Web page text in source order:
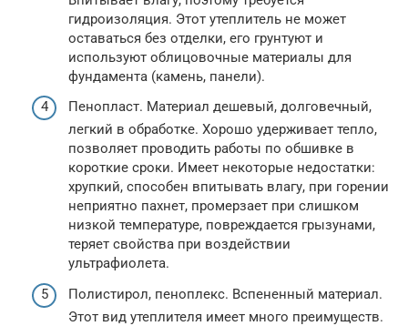
гидроизоляция. Этот утеплитель не может
оставаться без отделки, его грунтуют и
используют облицовочные материалы для
фундамента (камень, панели).
Пенопласт. Материал дешевый, долговечный,
легкий в обработке. Хорошо удерживает тепло,
позволяет проводить работы по обшивке в
короткие сроки. Имеет некоторые недостатки:
хрупкий, способен впитывать влагу, при горении
неприятно пахнет, промерзает при слишком
низкой температуре, повреждается грызунами,
теряет свойства при воздействии
ультрафиолета.
Полистирол, пеноплекс. Вспененный материал.
Этот вид утеплителя имеет много преимуществ.